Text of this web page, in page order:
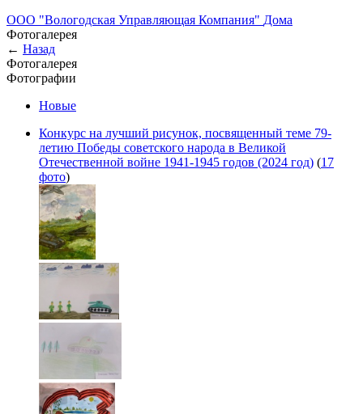
ООО "Вологодская Управляющая Компания" Дома
Фотогалерея
← Назад
Фотогалерея
Фотографии
Новые
Конкурс на лучший рисунок, посвященный теме 79-
летию Победы советского народа в Великой
Отечественной войне 1941-1945 годов (2024 год) (17
фото)